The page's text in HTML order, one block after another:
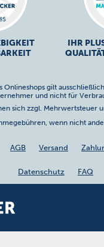
IHR
Onlineshops gilt
und nicht für
sich zzgl. Mehrwertsteuer
wenn nicht
AGB Versand
Datenschutz FAQ